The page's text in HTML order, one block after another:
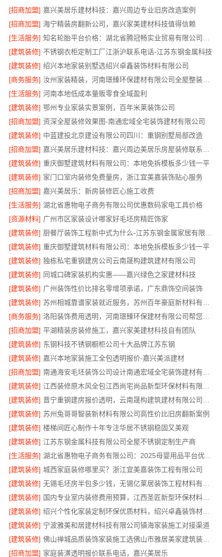
[招商加盟] 嘉兴美居乐建材科技：嘉兴周边专业旧房改造案例
[招商加盟] 海宁精装房翻新公司，嘉兴家美建材科技值得信赖
[生活服务]
[建筑装修] 不锈钢衣柜定制工厂江浙沪联系电话-江苏东钢金属科技
[建筑装修] 绍兴本地家装别墅选绍兴卓鑫装饰材料有限公司
[商务服务]
汝州家装精装，河南璟臻环保建材有限公司全屋整装方案
[生活服务] 河南本地低成本量贩零食全域盈利
[建筑装修] 鄂州专业家装实景案例，百年米莱装饰公司
[招商加盟] 资深全屋装修效果图-南通宏域全宅装饰建材有限公司
[建筑装修] 中蓝建投北京建设有限公司四川：重钢别墅局部改造
[招商加盟]
[建筑装修] 重庆御墅建筑材料有限公司：本地免拆模板多少钱一平
[建筑装修] 家门口室内装修免费量房，浙江宜美嘉装饰贴心服务
[招商加盟] 嘉兴美居乐：新房装修匠心施工收费
[生活服务] 湖北省惠物电子商务有限公司优惠数码家电工具价格
[资源材料] 广州市区家装设计哪家好毛坯房精匠饰家
[建筑装修]
[建筑装修] 重庆御墅建筑材料有限公司：本地免拆模板多少钱一平
[建筑装修] 独栋私宅重钢建房公司云南晟构建筑建材有限公司
[建筑装修] 同城口碑家装机构实惠——嘉兴绿色之家建材科技
[建筑装修] 广州装饰性价比排名零增项承诺，广东鼎饰空间装饰
[建筑装修]
[商务服务]
[招商加盟] 平湖精装房装修施工，嘉兴家美建材科技自有团队
[建筑装修] 东钢科技不锈钢橱柜公司十大品牌江苏东钢
[建筑装修] 嘉兴本地家装施工全包透明报价-嘉兴美派建材
[招商加盟]
[建筑装修]
[建筑装修]
[建筑装修] 苏州兔哥哥智装新材料有限公司高性价比旧房翻新案例
[建筑装修] 楼梯间匠心制作十年专注华居不锈钢稳固又美观
[建筑装修] 江苏东钢金属科技有限公司全屋不锈钢定制生产商
[生活服务]
湖北省惠物电子商务有限公司：2025母婴用品平台优缺点测评
[建筑装修] 城西家庭装修哪里买？浙江宜美嘉装饰工程有限公司
[建筑装修]
[建筑装修]
国内专业室内装修费用预算，江西圣匠新型环保材料有限公司
[建筑装修]
绍兴个性化家装定制环保优质材料，绍兴卓鑫装饰材料有限公司
[建筑装修] 宁波雅美和居建材科技有限公司镇海家装施工对接渠道
[建筑装修]
佛山禅城品质装饰家装施工选佛山市雅居美家建筑装饰工程有限公司
[招商加盟] 家庭装潢透明报价联系电话，嘉兴美居乐